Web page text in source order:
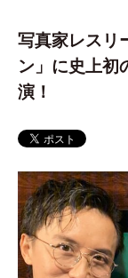
写真家レスリ
ン」に史上初
演！